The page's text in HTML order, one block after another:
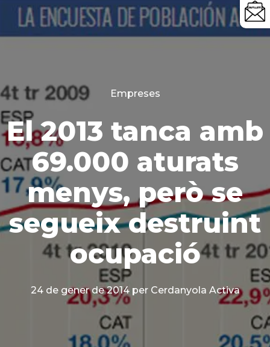
Categories
Empreses
El 2013 tanca amb
69.000 aturats
menys, però se
segueix destruint
ocupació
24 de gener de 2014 per Cerdanyola Activa